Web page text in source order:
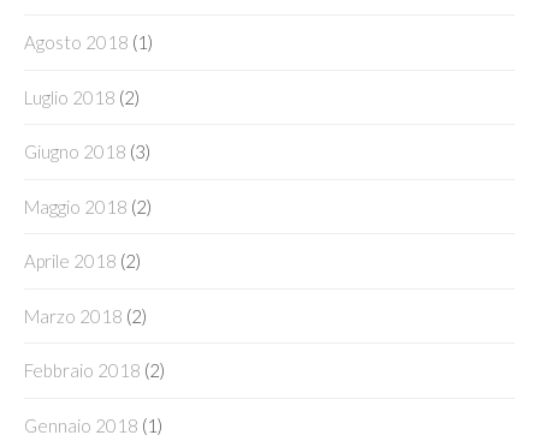
Agosto 2018 (1)
Luglio 2018 (2)
Giugno 2018 (3)
Maggio 2018 (2)
Aprile 2018 (2)
Marzo 2018 (2)
Febbraio 2018 (2)
Gennaio 2018 (1)